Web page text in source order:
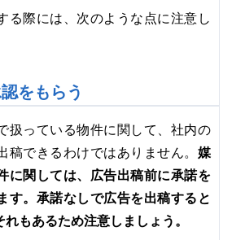
る際には、次のような点に注意し
をもらう
扱っている物件に関して、社内の
稿できるわけではありません。 媒
に関しては、広告出稿前に承諾を
す。承諾なしで広告を出稿すると
れもあるため注意しましょう。